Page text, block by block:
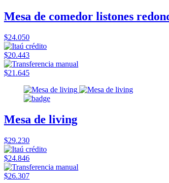
Mesa de comedor listones
$24.050
$20.443
$21.645
Mesa de living
$29.230
$24.846
$26.307